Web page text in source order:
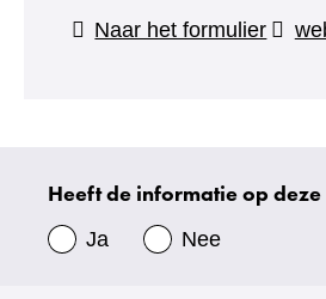
Naar het formulier
Uw
gegevens
Heeft de informatie op
Ja Nee